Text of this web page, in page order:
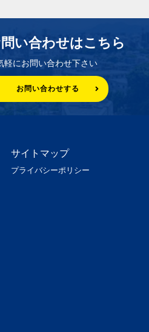
い合わせはこちら
軽にお問い合わせ下さい
お問い合わせする
サイトマップ
プライバシーポリシー